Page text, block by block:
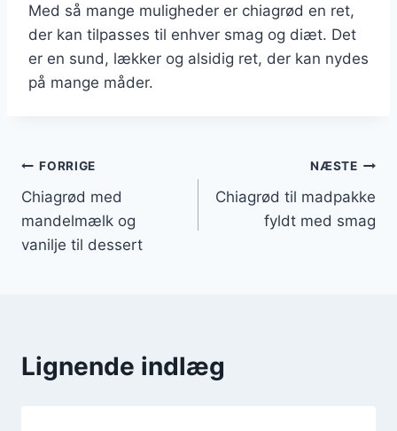
Med så mange muligheder er chiagrød en ret,
der kan tilpasses til enhver smag og diæt. Det
er en sund, lækker og alsidig ret, der kan nydes
på mange måder.
Indlægsnavigation
FORRIGE
Chiagrød med
mandelmælk og
vanilje til dessert
NÆSTE
Chiagrød til madpakke
fyldt med smag
Lignende indlæg